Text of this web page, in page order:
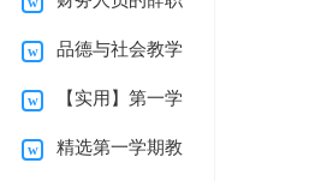
报告范文汇总九篇
品德与社会教学
总结模板集合7篇
【实用】第一学
期教学总结范文八篇
精选第一学期教